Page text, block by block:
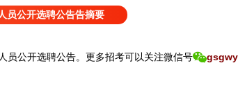
员公开选聘公告告摘要
公开选聘公告。 更多招考可以关注微信号